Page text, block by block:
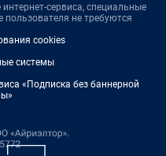
сервиса, специальные
пользователя не требуются
cookies
системы
«Подписка без баннерной